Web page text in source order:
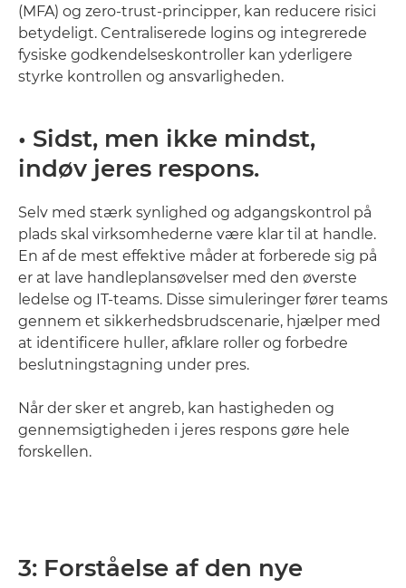
(MFA) og zero-trust-principper, kan reducere risici
betydeligt. Centraliserede logins og integrerede
fysiske godkendelseskontroller kan yderligere
styrke kontrollen og ansvarligheden.
• Sidst, men ikke mindst,
indøv jeres respons.
Selv med stærk synlighed og adgangskontrol på
plads skal virksomhederne være klar til at handle.
En af de mest effektive måder at forberede sig på
er at lave handleplansøvelser med den øverste
ledelse og IT-teams. Disse simuleringer fører teams
gennem et sikkerhedsbrudscenarie, hjælper med
at identificere huller, afklare roller og forbedre
beslutningstagning under pres.
Når der sker et angreb, kan hastigheden og
gennemsigtigheden i jeres respons gøre hele
forskellen.
3: Forståelse af den nye